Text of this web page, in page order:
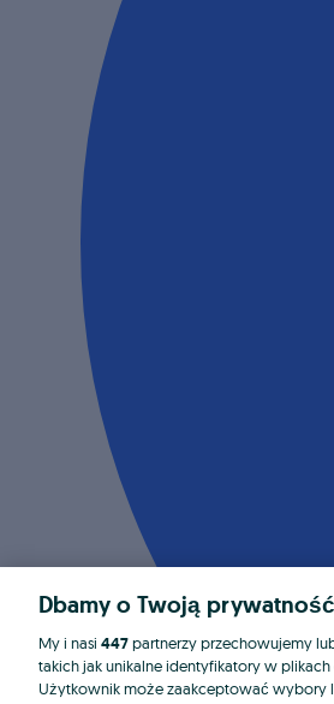
Dbamy o Twoją prywatność
My i nasi 447partnerzy przechowujemy
takich jak unikalne identyfikatory w
Użytkownik może zaakceptować wybory